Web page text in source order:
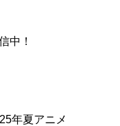
中！
年夏アニメ